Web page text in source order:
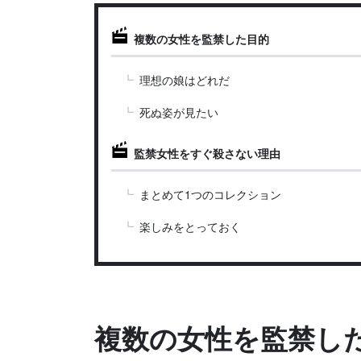
複数の女性を監禁した目的
理想の娘はどれだ
死ぬ姿が見たい
監禁女性をすぐ殺さない理由
まとめて1つのコレクション
楽しみをとっておく
複数の女性を監禁し